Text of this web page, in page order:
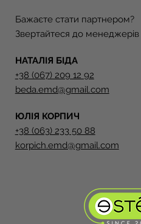
Бажаєте стати партнером?
Звертайтеся до менеджерів
ЮЛІЯ КОРПИЧ
+38 (063) 233 50 88
korpich.emd@gmail.com
НАТАЛІЯ БІДА
+38 (067) 209 12 92
beda.emd@gmail.com